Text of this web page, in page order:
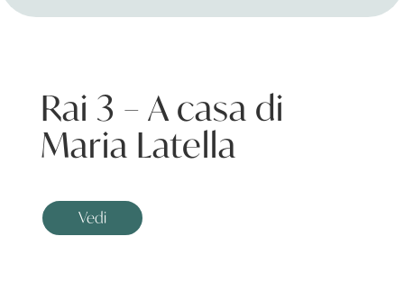
Rai 3 – A casa di
Maria Latella
Vedi